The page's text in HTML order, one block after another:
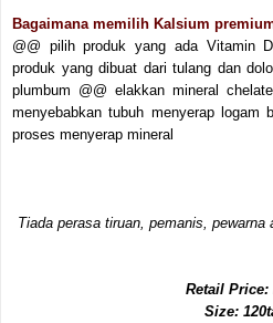
Bagaimana memilih Kalsium
@@ pilih produk yang ada Vitamin
produk yang dibuat dari tulang dan
plumbum @@ elakkan mineral
menyebabkan tubuh menyerap logam
proses menyerap mineral
Tiada perasa tiruan, pemanis, pewarna
Retail Price:
Size: